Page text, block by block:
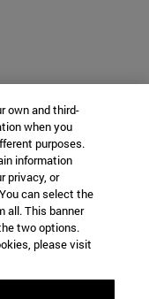
own and third-
when you
purposes.
information
privacy, or
can select the
all. This banner
two options.
please visit